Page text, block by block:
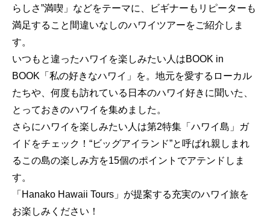
らしさ”満喫」などをテーマに、ビギナーもリピーターも
満足すること間違いなしのハワイツアーをご紹介しま
す。
いつもと違ったハワイを楽しみたい人はBOOK in
BOOK「私の好きなハワイ」を。地元を愛するローカル
たちや、何度も訪れている日本のハワイ好きに聞いた、
とっておきのハワイを集めました。
さらにハワイを楽しみたい人は第2特集「ハワイ島」ガ
イドをチェック！“ビッグアイランド”と呼ばれ親しまれ
るこの島の楽しみ方を15個のポイントでアテンドしま
す。
「Hanako Hawaii Tours」が提案する充実のハワイ旅を
お楽しみください！